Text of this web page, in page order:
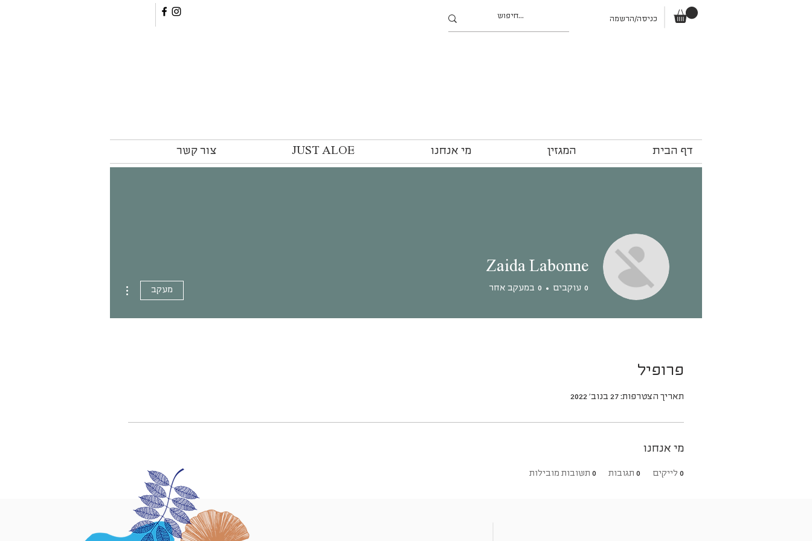
כניסה/הרשמה
דף הבית המגזין מי אנחנו JUST ALOE צור קשר
Zaida Labonne
0 עוקבים 0 במעקב אחר מעקב
פרופיל
תאריך הצטרפות: 27 בנוב׳ 2022
מי אנחנו
0 לייקים 0 תגובות 0 תשובות מובילות